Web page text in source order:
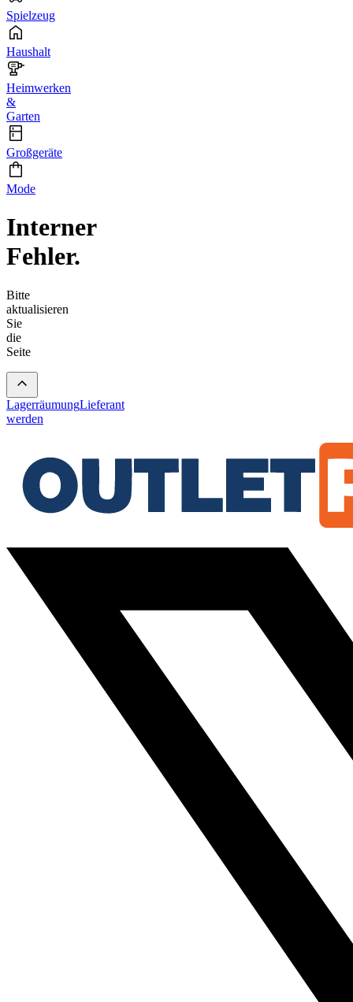
Spielzeug
Haushalt
Heimwerken
&
Garten
Großgeräte
Mode
Interner
Fehler.
Bitte
aktualisieren
Sie
die
Seite
LagerräumungLieferant
werden